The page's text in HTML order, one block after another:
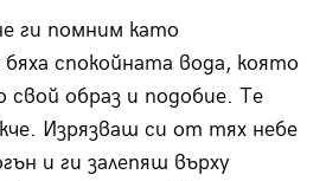
ги помним като
спокойната вода, която
свой образ и подобие. Те
Изрязваш си от тях небе
и ги залепяш върху